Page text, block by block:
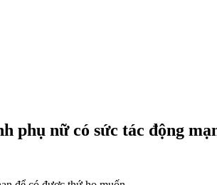
phụ nữ có sức tác động